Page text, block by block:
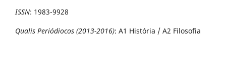
ISSN: 1983-9928
Qualis Periódiocos (2013-2016): A1 História / A2 Filosofia